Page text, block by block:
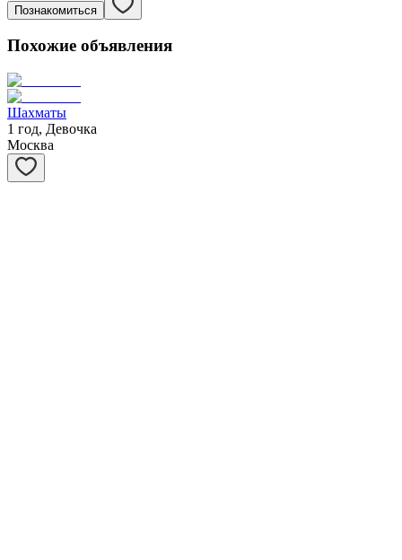
Познакомиться
Похожие объявления
Шахматы
1 год, Девочка
Москва